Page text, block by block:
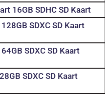
16GB SDHC SD Kaart
SDXC SD Kaart
SDXC SD Kaart
SDXC SD Kaart